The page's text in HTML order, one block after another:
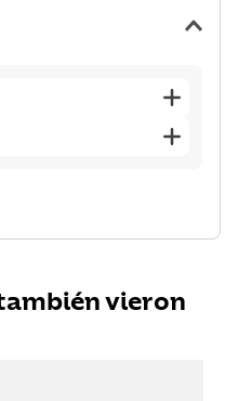
vieron